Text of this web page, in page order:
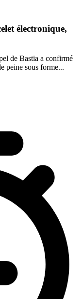
électronique,
de Bastia a confirmé
peine sous forme...